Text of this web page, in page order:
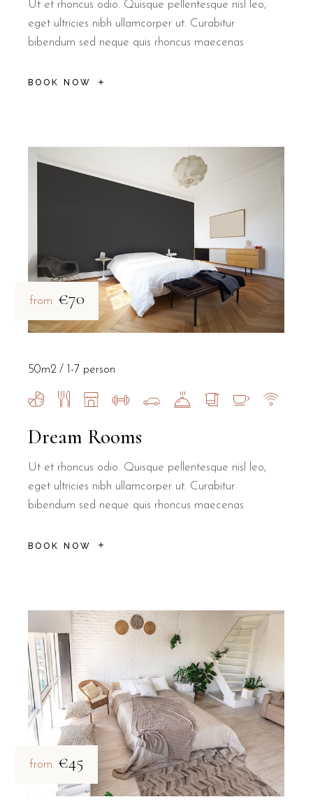
Ut et rhoncus odio. Quisque pellentesque nisl leo,
eget ultricies nibh ullamcorper ut. Curabitur
bibendum sed neque quis rhoncus maecenas
BOOK NOW
from €70
Dream Rooms
Ut et rhoncus odio. Quisque pellentesque nisl leo,
eget ultricies nibh ullamcorper ut. Curabitur
bibendum sed neque quis rhoncus maecenas
BOOK NOW
50m2 1-7 person
from €45